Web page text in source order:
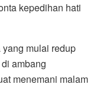
kepedihan hati
mulai redup
ambang
menemani malam